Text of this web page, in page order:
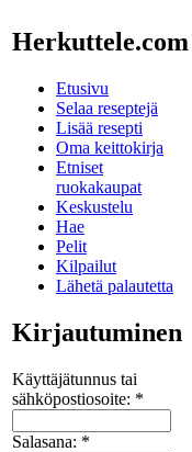
Herkuttele.com
Etusivu
Selaa reseptejä
Lisää resepti
Oma keittokirja
Etniset
ruokakaupat
Keskustelu
Hae
Pelit
Kilpailut
Lähetä palautetta
Kirjautuminen
Käyttäjätunnus tai
sähköpostiosoite: *
Salasana: *